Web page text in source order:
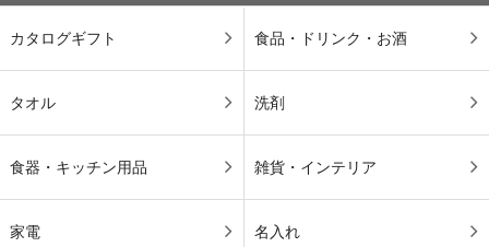
カタログギフト 食品・ドリンク・お酒
タオル 洗剤
食器・キッチン用品 雑貨・インテリア
家電 名入れ